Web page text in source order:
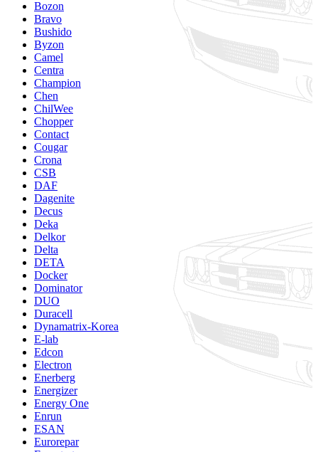
Bozon
Bravo
Bushido
Byzon
Camel
Centra
Champion
Chen
ChilWee
Chopper
Contact
Cougar
Crona
CSB
DAF
Dagenite
Decus
Deka
Delkor
Delta
DETA
Docker
Dominator
DUO
Duracell
Dynamatrix-Korea
E-lab
Edcon
Electron
Enerberg
Energizer
Energy One
Enrun
ESAN
Eurorepar